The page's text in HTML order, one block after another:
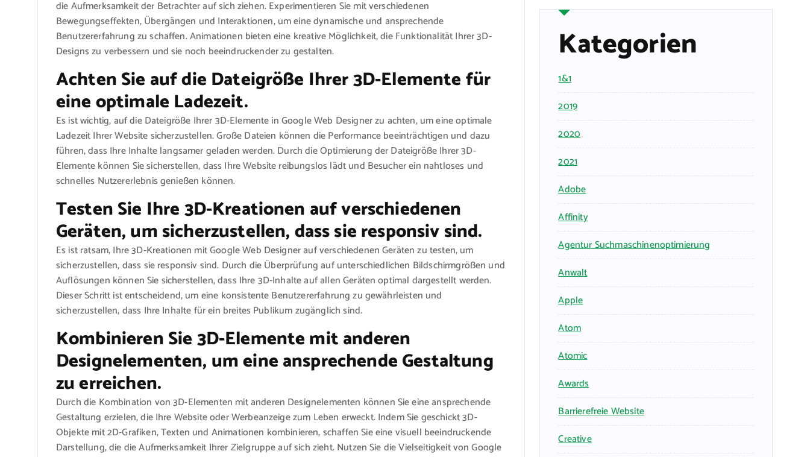
die Aufmerksamkeit der Betrachter auf sich ziehen. Experimentieren Sie mit verschiedenen
Bewegungseffekten, Übergängen und Interaktionen, um eine dynamische und ansprechende
Benutzererfahrung zu schaffen. Animationen bieten eine kreative Möglichkeit, die Funktionalität Ihrer 3D-
Designs zu verbessern und sie noch beeindruckender zu gestalten.
Achten Sie auf die Dateigröße Ihrer 3D-Elemente für
eine optimale Ladezeit.
Es ist wichtig, auf die Dateigröße Ihrer 3D-Elemente in Google Web Designer zu achten, um eine optimale
Ladezeit Ihrer Website sicherzustellen. Große Dateien können die Performance beeinträchtigen und dazu
führen, dass Ihre Inhalte langsamer geladen werden. Durch die Optimierung der Dateigröße Ihrer 3D-
Elemente können Sie sicherstellen, dass Ihre Website reibungslos lädt und Besucher ein nahtloses und
schnelles Nutzererlebnis genießen können.
Testen Sie Ihre 3D-Kreationen auf verschiedenen
Geräten, um sicherzustellen, dass sie responsiv sind.
Es ist ratsam, Ihre 3D-Kreationen mit Google Web Designer auf verschiedenen Geräten zu testen, um
sicherzustellen, dass sie responsiv sind. Durch die Überprüfung auf unterschiedlichen Bildschirmgrößen und
Auflösungen können Sie sicherstellen, dass Ihre 3D-Inhalte auf allen Geräten optimal dargestellt werden.
Dieser Schritt ist entscheidend, um eine konsistente Benutzererfahrung zu gewährleisten und
sicherzustellen, dass Ihre Inhalte für ein breites Publikum zugänglich sind.
Kombinieren Sie 3D-Elemente mit anderen
Designelementen, um eine ansprechende Gestaltung
zu erreichen.
Durch die Kombination von 3D-Elementen mit anderen Designelementen können Sie eine ansprechende
Gestaltung erzielen, die Ihre Website oder Werbeanzeige zum Leben erweckt. Indem Sie geschickt 3D-
Objekte mit 2D-Grafiken, Texten und Animationen kombinieren, schaffen Sie eine visuell beeindruckende
Darstellung, die die Aufmerksamkeit Ihrer Zielgruppe auf sich zieht. Nutzen Sie die Vielseitigkeit von Google
Kategorien
1&1
2019
2020
2021
Adobe
Affinity
Agentur Suchmaschinenoptimierung
Anwalt
Apple
Atom
Atomic
Awards
Barrierefreie Website
Creative